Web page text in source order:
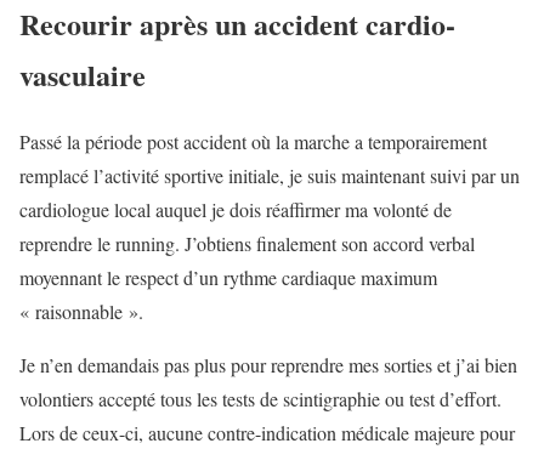
Recourir après un accident cardio-
vasculaire
Passé la période post accident où la marche a temporairement
remplacé l’activité sportive initiale, je suis maintenant suivi par un
cardiologue local auquel je dois réaffirmer ma volonté de
reprendre le running. J’obtiens finalement son accord verbal
moyennant le respect d’un rythme cardiaque maximum
« raisonnable ».
Je n’en demandais pas plus pour reprendre mes sorties et j’ai bien
volontiers accepté tous les tests de scintigraphie ou test d’effort.
Lors de ceux-ci, aucune contre-indication médicale majeure pour